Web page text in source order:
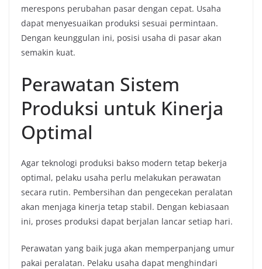
merespons perubahan pasar dengan cepat. Usaha
dapat menyesuaikan produksi sesuai permintaan.
Dengan keunggulan ini, posisi usaha di pasar akan
semakin kuat.
Perawatan Sistem
Produksi untuk Kinerja
Optimal
Agar teknologi produksi bakso modern tetap bekerja
optimal, pelaku usaha perlu melakukan perawatan
secara rutin. Pembersihan dan pengecekan peralatan
akan menjaga kinerja tetap stabil. Dengan kebiasaan
ini, proses produksi dapat berjalan lancar setiap hari.
Perawatan yang baik juga akan memperpanjang umur
pakai peralatan. Pelaku usaha dapat menghindari